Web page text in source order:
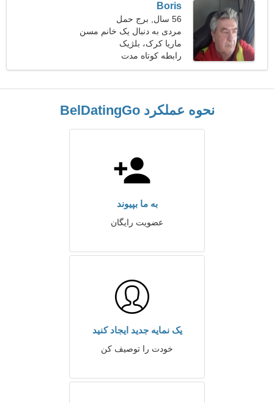
Boris
56 سال, برج حمل
مردی به دنبال یک خانم مسن
47-53
ماریا کرک، بلژیک
رابطه کوتاه مدت
نحوه عملکرد BelDatingGo
به ما بپیوند
عضویت رایگان
یک نمایه جدید ایجاد کنید
خودت را توصیف کن